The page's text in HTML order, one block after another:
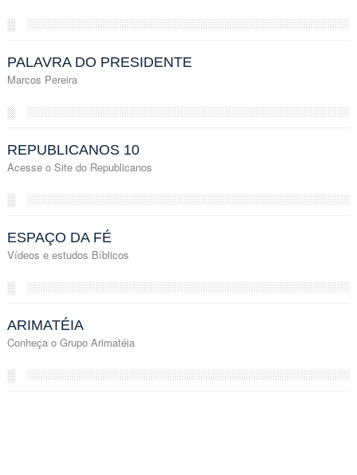
░
PALAVRA DO PRESIDENTE
Marcos Pereira
░
REPUBLICANOS 10
Acesse o Site do Republicanos
░
ESPAÇO DA FÉ
Vídeos e estudos Bíblicos
░
ARIMATÉIA
Conheça o Grupo Arimatéia
░